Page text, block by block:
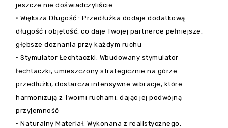
jeszcze nie doświadczyliście
• Większa Długość : Przedłużka dodaje dodatkową
długość i objętość, co daje Twojej partnerce pełniejsze,
głębsze doznania przy każdym ruchu
• Stymulator Łechtaczki: Wbudowany stymulator
łechtaczki, umieszczony strategicznie na górze
przedłużki, dostarcza intensywne wibracje, które
harmonizują z Twoimi ruchami, dając jej podwójną
przyjemność
• Naturalny Materiał: Wykonana z realistycznego,